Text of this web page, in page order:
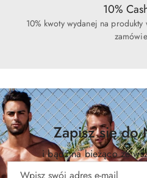
10%
10% kwoty wydanej na
Zapisz się do
i bądź na bieżąco ze